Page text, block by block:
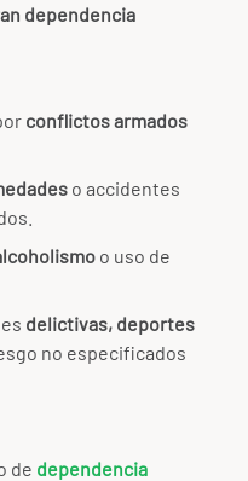
dependencia
conflictos armados
o accidentes
o uso de
delictivas, deportes
no especificados
de dependencia